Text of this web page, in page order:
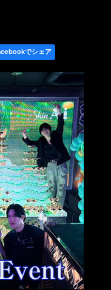
でシェア